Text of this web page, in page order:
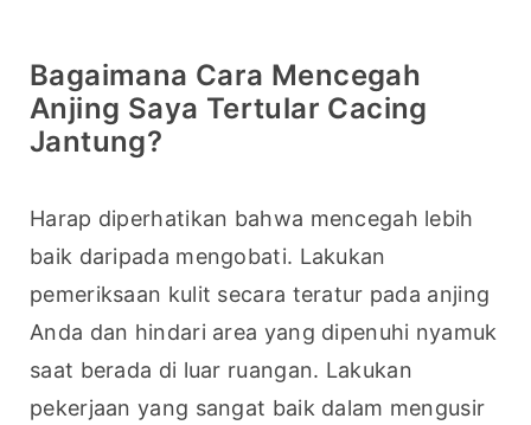
Bagaimana Cara Mencegah
Anjing Saya Tertular Cacing
Jantung?
Harap diperhatikan bahwa mencegah lebih
baik daripada mengobati. Lakukan
pemeriksaan kulit secara teratur pada anjing
Anda dan hindari area yang dipenuhi nyamuk
saat berada di luar ruangan. Lakukan
pekerjaan yang sangat baik dalam mengusir